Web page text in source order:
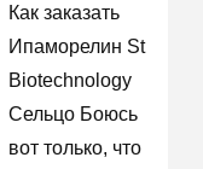
Как заказать
Ипаморелин St
Biotechnology
Сельцо Боюсь
вот только, что